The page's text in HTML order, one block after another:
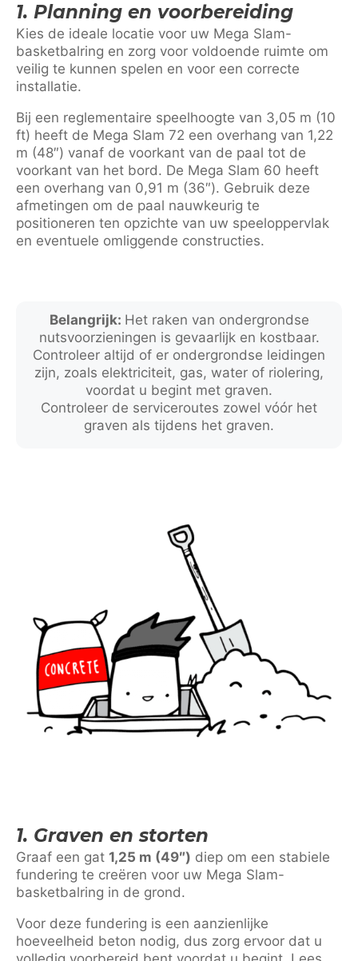
1. Planning en voorbereiding
Kies de ideale locatie voor uw Mega Slam-
basketbalring en zorg voor voldoende ruimte om
veilig te kunnen spelen en voor een correcte
installatie.
Bij een reglementaire speelhoogte van 3,05 m (10
ft) heeft de Mega Slam 72 een overhang van 1,22
m (48″) vanaf de voorkant van de paal tot de
voorkant van het bord. De Mega Slam 60 heeft
een overhang van 0,91 m (36″). Gebruik deze
afmetingen om de paal nauwkeurig te
positioneren ten opzichte van uw speeloppervlak
en eventuele omliggende constructies.
Belangrijk: Het raken van ondergrondse
nutsvoorzieningen is gevaarlijk en kostbaar.
Controleer altijd of er ondergrondse leidingen
zijn, zoals elektriciteit, gas, water of riolering,
voordat u begint met graven.
Controleer de serviceroutes zowel vóór het
graven als tijdens het graven.
1. Graven en storten
Graaf een gat 1,25 m (49″) diep om een stabiele
fundering te creëren voor uw Mega Slam-
basketbalring in de grond.
Voor deze fundering is een aanzienlijke
hoeveelheid beton nodig, dus zorg ervoor dat u